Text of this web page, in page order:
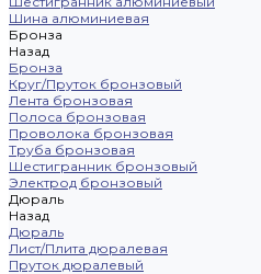
Шина алюминиевая
Бронза
Назад
Бронза
Круг/Пруток бронзовый
Лента бронзовая
Полоса бронзовая
Проволока бронзовая
Труба бронзовая
Шестигранник бронзовый
Электрод бронзовый
Дюраль
Назад
Дюраль
Лист/Плита дюралевая
Пруток дюралевый